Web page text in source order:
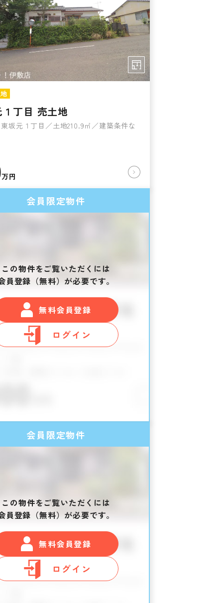
丁目 売土地
坂元１丁目／土地210.9㎡／建築条件な
万円
会員限定物件
この物件をご覧いただくには
員登録（無料）が必要です。
無料会員登録
ログイン
会員限定物件
この物件をご覧いただくには
員登録（無料）が必要です。
無料会員登録
ログイン